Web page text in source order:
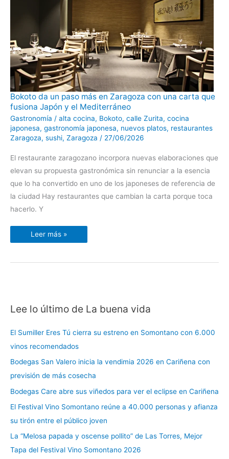
Bokoto da un paso más en Zaragoza con una carta que
fusiona Japón y el Mediterráneo
Gastronomía / alta cocina, Bokoto, calle Zurita, cocina
japonesa, gastronomía japonesa, nuevos platos, restaurantes
Zaragoza, sushi, Zaragoza / 27/06/2026
El restaurante zaragozano incorpora nuevas elaboraciones que
elevan su propuesta gastronómica sin renunciar a la esencia
que lo ha convertido en uno de los japoneses de referencia de
la ciudad Hay restaurantes que cambian la carta porque toca
hacerlo. Y
Bokoto
da
un
más
en
Zaragoza
con
que
fusiona
Japón
y
el
Mediterráneo
Leer más »
Lee lo último de La buena vida
El Sumiller Eres Tú cierra su estreno en Somontano con 6.000
vinos recomendados
Bodegas San Valero inicia la vendimia 2026 en Cariñena con
previsión de más cosecha
Bodegas Care abre sus viñedos para ver el eclipse en Cariñena
El Festival Vino Somontano reúne a 40.000 personas y afianza
su tirón entre el público joven
La “Melosa papada y oscense pollito” de Las Torres, Mejor
Tapa del Festival Vino Somontano 2026
C
t
e
g
o
r
í
a
s